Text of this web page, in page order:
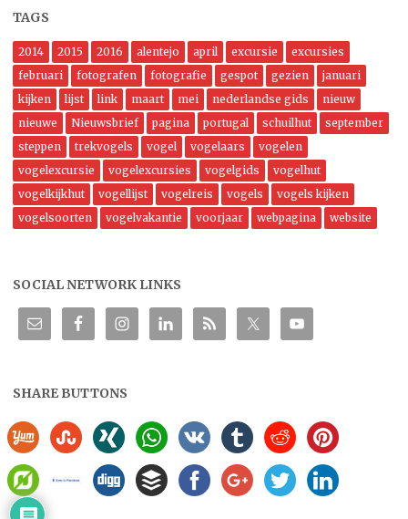
TAGS
2014 2015 2016 alentejo april excursie
excursies
februari
fotografen fotografie gespot gezien
januari
kijken
lijst link maart mei nederlandse gids
nieuw
nieuwe
Nieuwsbrief pagina portugal schuilhut
september
steppen
trekvogels vogel vogelaars
vogelen
vogelexcursie
vogelexcursies vogelgids
vogelhut
vogelkijkhut
vogellijst vogelreis vogels
vogels kijken
vogelsoorten
vogelvakantie voorjaar webpagina website
SOCIAL NETWORK LINKS
SHARE BUTTONS